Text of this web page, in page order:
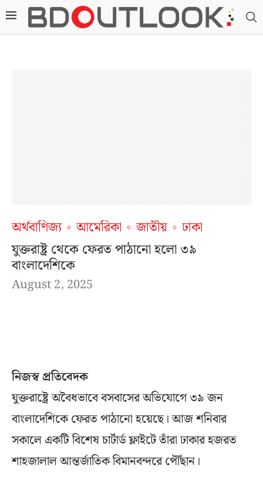
অর্থবাণিজ্য আমেরিকা জাতীয়
ঢাকা
যুক্তরাষ্ট্র থেকে ফেরত পাঠানো হলো ৩৯
বাংলাদেশিকে
August 2, 2025
নিজস্ব প্রতিবেদক
যুক্তরাষ্ট্রে অবৈধভাবে বসবাসের অভিযোগে ৩৯ জন
বাংলাদেশিকে ফেরত পাঠানো হয়েছে। আজ শনিবার
সকালে একটি বিশেষ চার্টার্ড ফ্লাইটে তাঁরা ঢাকার হজরত
শাহজালাল আন্তর্জাতিক বিমানবন্দরে পৌঁছান।